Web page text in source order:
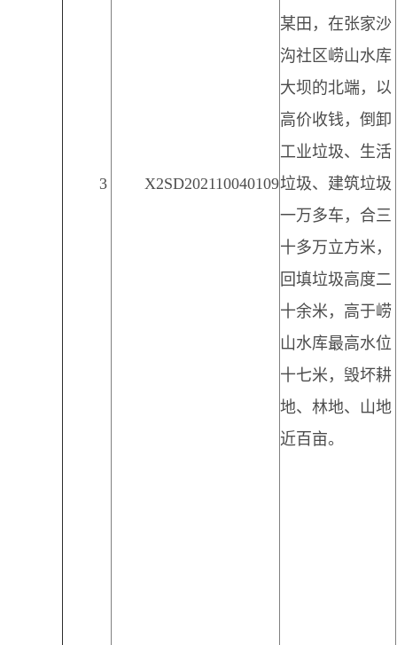
3 X2SD202110040109
某田，在张家沙
沟社区崂山水库
大坝的北端，以
高价收钱，倒卸
工业垃圾、生活
垃圾、建筑垃圾
一万多车，合三
十多万立方米，
回填垃圾高度二
十余米，高于崂
山水库最高水位
十七米，毁坏耕
地、林地、山地
近百亩。